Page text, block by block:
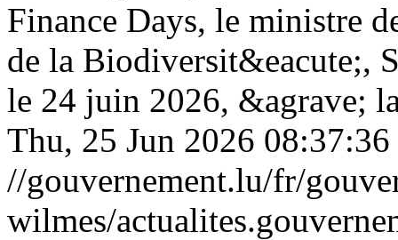
Finance Days, le ministre
de la Biodiversit&eacute;,
le 24 juin 2026, &agrave;
Thu, 25 Jun 2026
//gouvernement.lu/fr/
wilmes/